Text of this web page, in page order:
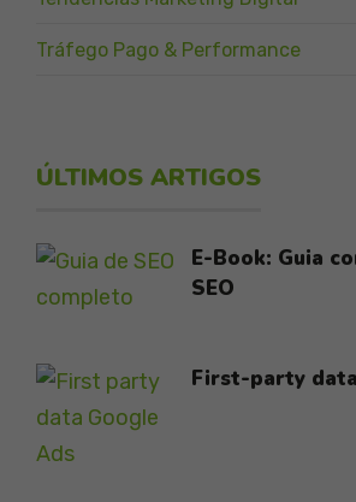
Tráfego Pago & Performance
ÚLTIMOS ARTIGOS
E-Book: Guia
SEO
First-party